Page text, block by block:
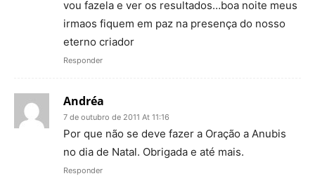
vou fazela e ver os resultados…boa noite meus
irmaos fiquem em paz na presença do nosso
eterno criador
Responder
Andréa
7 de outubro de 2011 At 11:16
Por que não se deve fazer a Oração a Anubis
no dia de Natal. Obrigada e até mais.
Responder